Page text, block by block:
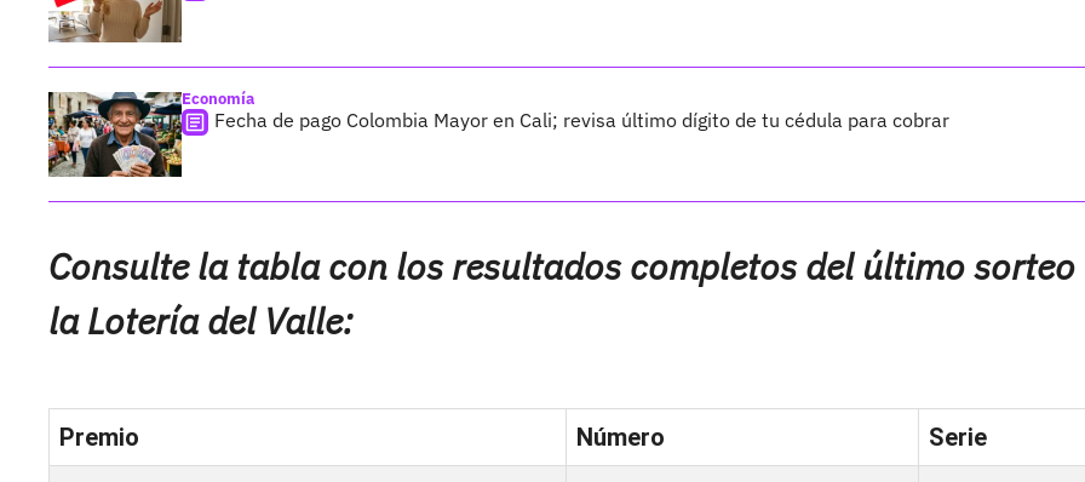
Economía
Fecha de pago Colombia Mayor en Cali; revisa último dígito de tu cédula para cobrar
Consulte la tabla con los resultados completos del último sorteo
la Lotería del Valle:
Premio Número
Serie